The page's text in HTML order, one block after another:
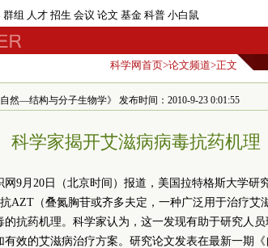
群组 人才 招生 会议 论文 基金 科普 小白鼠
科学网首页>论文频道>正文
然—结构与分子生物学》 发布时间：2010-9-23 0:01:55
科学家揭开艾滋病病毒抗药机理
网9月20日（北京时间）报道，美国拉特格斯大学研
AZT（叠氮胸苷或齐多夫定，一种广泛用于治疗艾
的抗药机理。科学家认为，这一发现有助于研究人
有效的艾滋病治疗方案。研究论文发表在最新一期